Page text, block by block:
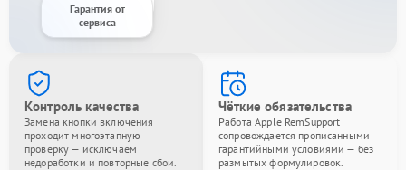
Гарантия от
сервиса
Контроль качества
Замена кнопки включения
проходит многоэтапную
проверку — исключаем
недоработки и повторные сбои.
Чёткие обязательства
Работа Apple RemSupport
сопровождается прописанными
гарантийными условиями — без
размытых формулировок.